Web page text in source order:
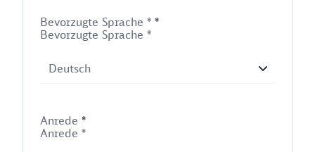
Bevorzugte Sprache * *
Bevorzugte Sprache *
Anrede *
Anrede *